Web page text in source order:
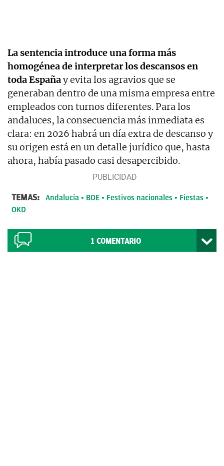
La sentencia introduce una forma más
homogénea de interpretar los descansos en
toda Españay evita los agravios que se
generaban dentro de una misma empresa entre
empleados con turnos diferentes. Para los
andaluces, la consecuencia más inmediata es
clara: en 2026 habrá un día extra de descanso y
su origen está en un detalle jurídico que, hasta
ahora, había pasado casi desapercibido.
TEMAS: Andalucía BOE Festivos nacionales
Fiestas
OKD
1 COMENTARIO